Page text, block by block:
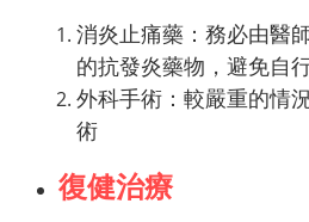
消炎止痛藥：務必由醫
的抗發炎藥物，避免自
外科手術：較嚴重的情
術
復健治療